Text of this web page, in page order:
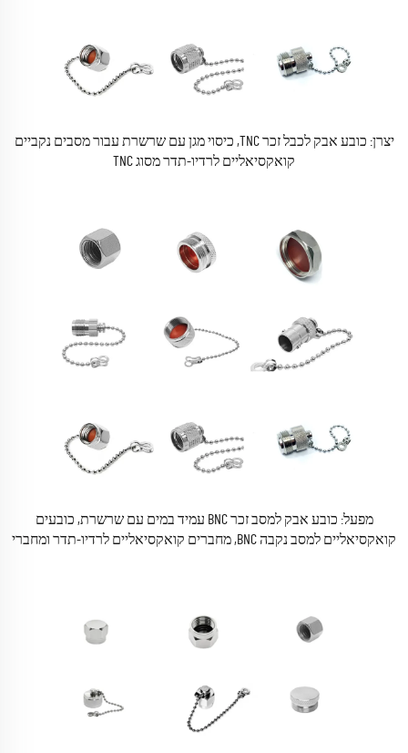
יצרן: כובע אבק לכבל זכר TNC, כיסוי מגן עם שרשרת עבור מסבים נקביים
קואקסיאליים לרדיו-תדר מסוג TNC
מפעל: כובע אבק למסב זכר BNC עמיד במים עם שרשרת, כובעים
קואקסיאליים למסב נקבה BNC, מחברים קואקסיאליים לרדיו-תדר ומחברי